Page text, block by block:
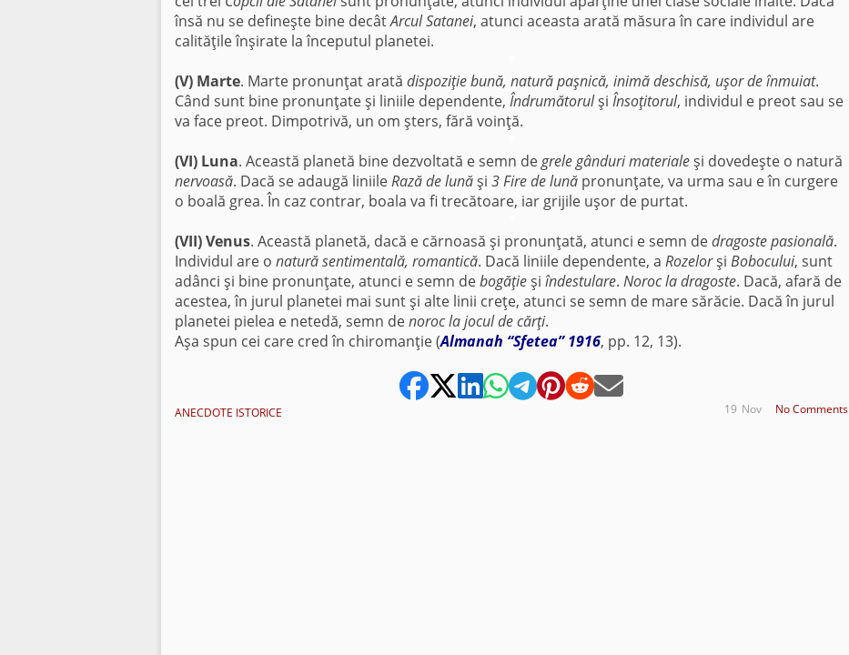
însă nu se defineşte bine decâtArcul Satanei, atunci aceasta arată măsura în care individul are
calităţile înşirate la începutul planetei.
(V) Marte. Marte pronunţat arată dispoziţie bună, natură paşnică, inimă deschisă, uşor de înmuiat.
Când sunt bine pronunţate şi liniile dependente, Îndrumătorulşi Însoţitorul, individul e preot sau se
va face preot. Dimpotrivă, un om şters, fără voinţă.
(VI) Luna. Această planetă bine dezvoltată e semn degrele gânduri materialeşi dovedeşte o natură
nervoasă. Dacă se adaugă liniileRază de lunăşi 3 Fire de lună pronunţate, va urma sau e în curgere
o boală grea. În caz contrar, boala va fi trecătoare, iar grijile uşor de purtat.
(VII) Venus. Această planetă, dacă e cărnoasă şi pronunţată, atunci e semn dedragoste pasională.
Individul are o natură sentimentală, romantică. Dacă liniile dependente, a Rozelorşi Bobocului, sunt
adânci şi bine pronunţate, atunci e semn debogăţieşi îndestulare. Noroc la dragoste. Dacă, afară de
acestea, în jurul planetei mai sunt şi alte linii creţe, atunci se semn de mare sărăcie. Dacă în jurul
planetei pielea e netedă, semn denoroc la jocul de cărţi.
Aşa spun cei care cred în chiromanţie (Almanah “Sfetea” 1916, pp. 12, 13).
ANECDOTE ISTORICE No Comments
Nov
19